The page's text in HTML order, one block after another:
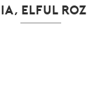
ELFUL